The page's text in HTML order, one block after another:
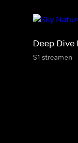
Deep Dive
S1 streamen